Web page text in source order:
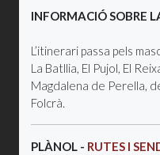
INFORMACIÓ SOBRE
L’itinerari passa pels
La Batllia, El Pujol, El
Magdalena de Perella,
Folcrà.
PLÀNOL - RUTES I